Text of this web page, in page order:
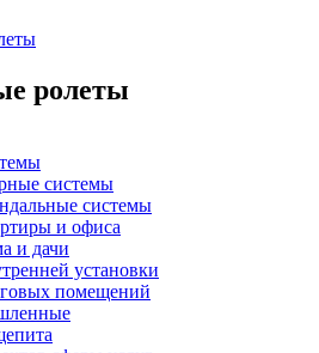
ролеты
системы
системы
и офиса
и дачи
установки
помещений